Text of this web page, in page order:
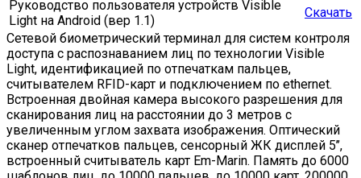
Руководство пользователя устройств Visible
Light на Android (вер 1.1)
Скачать
Сетевой биометрический терминал для систем контроля
доступа с распознаванием лиц по технологии Visible
Light, идентификацией по отпечаткам пальцев,
считывателем RFID-карт и подключением по ethernet.
Встроенная двойная камера высокого разрешения для
сканирования лиц на расстоянии до 3 метров с
увеличенным углом захвата изображения. Оптический
сканер отпечатков пальцев, сенсорный ЖК дисплей 5’’,
встроенный считыватель карт Em-Marin. Память до 6000